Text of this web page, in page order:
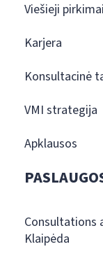
Viešieji pirkimai
Karjera
Konsultacinė
VMI strategija
Apklausos
Consultations
Klaipėda